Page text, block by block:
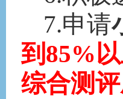
7.申请
到 85%
综合测